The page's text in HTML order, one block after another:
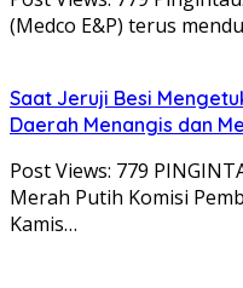
(Medco E&P) terus
Saat Jeruji Besi
Daerah Menangis dan
Post Views: 779
Merah Putih Komisi
Kamis…